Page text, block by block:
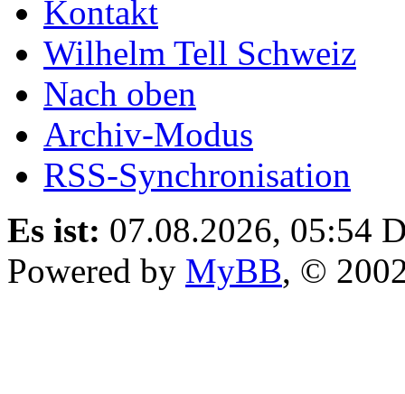
Kontakt
Wilhelm Tell Schweiz
Nach oben
Archiv-Modus
RSS-Synchronisation
Es ist: 07.08.2026, 05:54
Powered by MyBB, ©